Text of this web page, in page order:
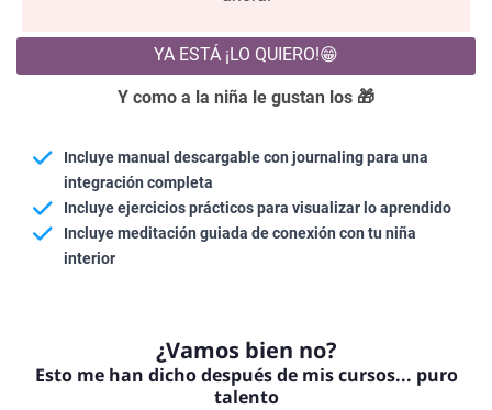
YA ESTÁ ¡LO QUIERO!😁
Y como a la niña le gustan los 🎁
Incluye manual descargable con journaling para una
integración completa
Incluye ejercicios prácticos para visualizar lo aprendido
Incluye meditación guiada de conexión con tu niña
interior
¿Vamos bien no?
Esto me han dicho después de mis cursos... puro
talento